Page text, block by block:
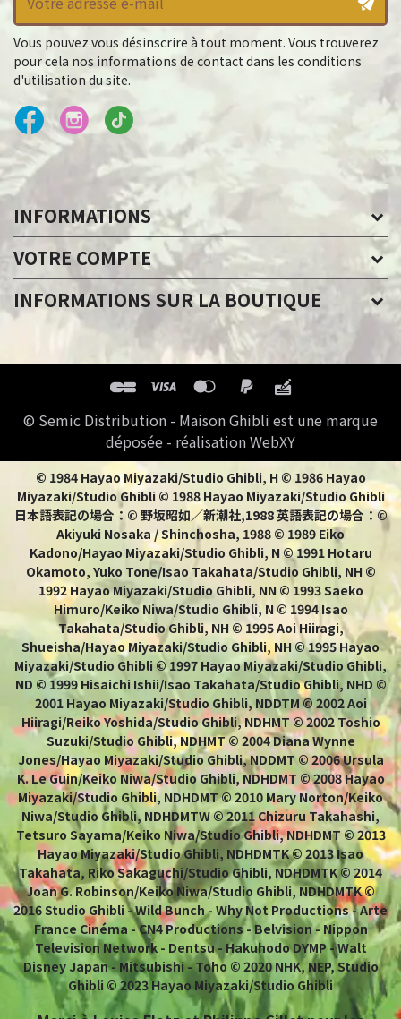
Vous pouvez vous désinscrire à tout moment. Vous trouverez
pour cela nos informations de contact dans les conditions
d'utilisation du site.
INFORMATIONS
VOTRE COMPTE
INFORMATIONS SUR LA BOUTIQUE
© Semic Distribution - Maison Ghibli est une marque
déposée - réalisation WebXY
© 1984 Hayao Miyazaki/Studio Ghibli, H © 1986 Hayao
Miyazaki/Studio Ghibli © 1988 Hayao Miyazaki/Studio Ghibli
日本語表記の場合：© 野坂昭如／新潮社,1988 英語表記の場合：©
Akiyuki Nosaka / Shinchosha, 1988 © 1989 Eiko
Kadono/Hayao Miyazaki/Studio Ghibli, N © 1991 Hotaru
Okamoto, Yuko Tone/Isao Takahata/Studio Ghibli, NH ©
1992 Hayao Miyazaki/Studio Ghibli, NN © 1993 Saeko
Himuro/Keiko Niwa/Studio Ghibli, N © 1994 Isao
Takahata/Studio Ghibli, NH © 1995 Aoi Hiiragi,
Shueisha/Hayao Miyazaki/Studio Ghibli, NH © 1995 Hayao
Miyazaki/Studio Ghibli © 1997 Hayao Miyazaki/Studio Ghibli,
ND © 1999 Hisaichi Ishii/Isao Takahata/Studio Ghibli, NHD ©
2001 Hayao Miyazaki/Studio Ghibli, NDDTM © 2002 Aoi
Hiiragi/Reiko Yoshida/Studio Ghibli, NDHMT © 2002 Toshio
Suzuki/Studio Ghibli, NDHMT © 2004 Diana Wynne
Jones/Hayao Miyazaki/Studio Ghibli, NDDMT © 2006 Ursula
K. Le Guin/Keiko Niwa/Studio Ghibli, NDHDMT © 2008 Hayao
Miyazaki/Studio Ghibli, NDHDMT © 2010 Mary Norton/Keiko
Niwa/Studio Ghibli, NDHDMTW © 2011 Chizuru Takahashi,
Tetsuro Sayama/Keiko Niwa/Studio Ghibli, NDHDMT © 2013
Hayao Miyazaki/Studio Ghibli, NDHDMTK © 2013 Isao
Takahata, Riko Sakaguchi/Studio Ghibli, NDHDMTK © 2014
Joan G. Robinson/Keiko Niwa/Studio Ghibli, NDHDMTK ©
2016 Studio Ghibli - Wild Bunch - Why Not Productions - Arte
France Cinéma - CN4 Productions - Belvision - Nippon
Television Network - Dentsu - Hakuhodo DYMP - Walt
Disney Japan - Mitsubishi - Toho © 2020 NHK, NEP, Studio
Ghibli © 2023 Hayao Miyazaki/Studio Ghibli